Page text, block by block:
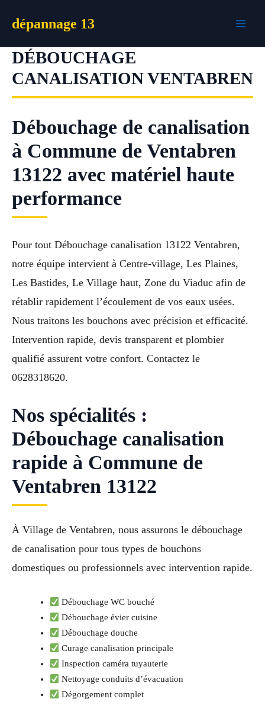
dépannage 13
DÉBOUCHAGE
CANALISATION VENTABREN
Débouchage de canalisation
à Commune de Ventabren
13122 avec matériel haute
performance
Pour tout Débouchage canalisation 13122 Ventabren,
notre équipe intervient à Centre-village, Les Plaines,
Les Bastides, Le Village haut, Zone du Viaduc afin de
rétablir rapidement l’écoulement de vos eaux usées.
Nous traitons les bouchons avec précision et efficacité.
Intervention rapide, devis transparent et plombier
qualifié assurent votre confort. Contactez le
0628318620.
Nos spécialités :
Débouchage canalisation
rapide à Commune de
Ventabren 13122
À Village de Ventabren, nous assurons le débouchage
de canalisation pour tous types de bouchons
domestiques ou professionnels avec intervention rapide.
Débouchage WC bouché
Débouchage évier cuisine
Débouchage douche
Curage canalisation principale
Inspection caméra tuyauterie
Nettoyage conduits d’évacuation
Dégorgement complet